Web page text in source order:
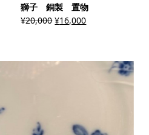
獅子 銅製 置物
¥20,000 ¥16,000